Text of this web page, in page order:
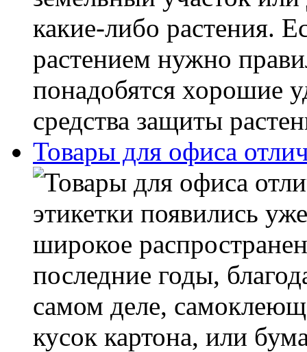
какие-либо растения.
растением нужно
понадобятся хорошие
средства защиты
Товары для офиса
этикетки появились
широкое
последние годы,
самом деле,
кусок картона, или